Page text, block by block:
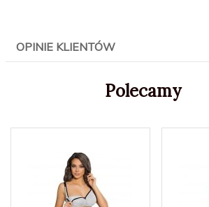
OPINIE KLIENTÓW
Polecamy